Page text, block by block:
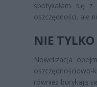
spotykałam się
oszczędności, ale
NIE
Nowelizacja
również borykają